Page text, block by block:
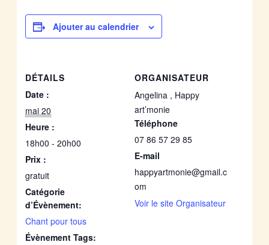
Ajouter au calendrier
DÉTAILS
Date :
mai 20
Heure :
18h00 - 20h00
Prix :
gratuit
Catégorie
d’Évènement:
Chant pour tous
Évènement Tags:
ORGANISATEUR
Angelina , Happy
art’monie
Téléphone
07 86 57 29 85
E-mail
happyartmonie@gmail.c
om
Voir le site Organisateur